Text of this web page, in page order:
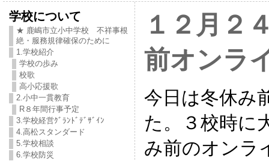
学校について
★ 鹿嶋市立小中学校 不祥事根
絶・服務規律確保のために
1.学校紹介
学校の歩み
校歌
高小応援歌
2.小中一貫教育
R８年間行事予定
3.学校経営ｸﾞﾗﾝﾄﾞﾃﾞｻﾞｲﾝ
4.高松スタンダード
5.学校相談
6.学校防災
１２月２
前オンラ
今日は冬休み
た。３校時に
み前のオンラ